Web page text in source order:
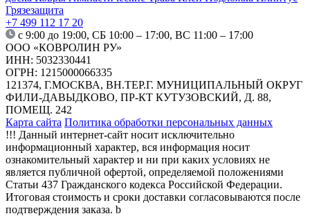
Грязезащита
+7 499 112 17 20
с 9:00 до 19:00, СБ 10:00 – 17:00, ВС 11:00 – 17:00
ООО «КОВРОЛИН РУ»
ИНН: 5032330441
ОГРН: 1215000066335
121374, Г.МОСКВА, ВН.ТЕР.Г. МУНИЦИПАЛЬНЫЙ ОКРУГ
ФИЛИ-ДАВЫДКОВО, ПР-КТ КУТУЗОВСКИЙ, Д. 88,
ПОМЕЩ. 242
Карта сайта Политика обработки персональных данных
!!! Данный интернет-сайт носит исключительно
информационный характер, вся информация носит
ознакомительный характер и ни при каких условиях не
является публичной офертой, определяемой положениями
Статьи 437 Гражданского кодекса Российской Федерации.
Итоговая стоимость и сроки доставки согласовываются после
подтверждения заказа. b